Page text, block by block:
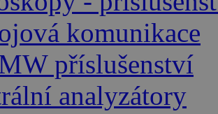
komunikace
příslušenství
analyzátory